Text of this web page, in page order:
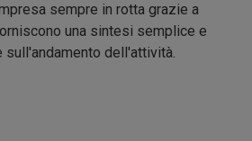
sempre in rotta grazie a
una sintesi semplice e
sull'andamento dell'attività.